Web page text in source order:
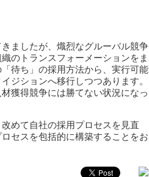
ましたが、熾烈なグルーバル競争
のトランスフォーメーションをま
待ち」の採用方法から、実行可能
ジションへ移行しつつあります。
獲得競争には勝てない状況になっ
めて自社の採用プロセスを見直
セスを包括的に構築することをお